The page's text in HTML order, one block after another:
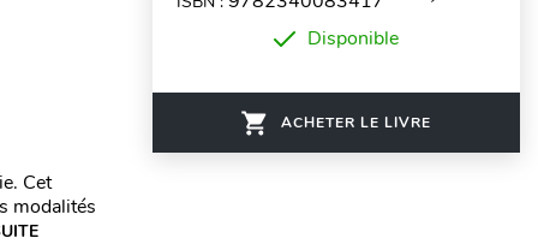
Cet
modalités
Disponible
ACHETER LE LIVRE